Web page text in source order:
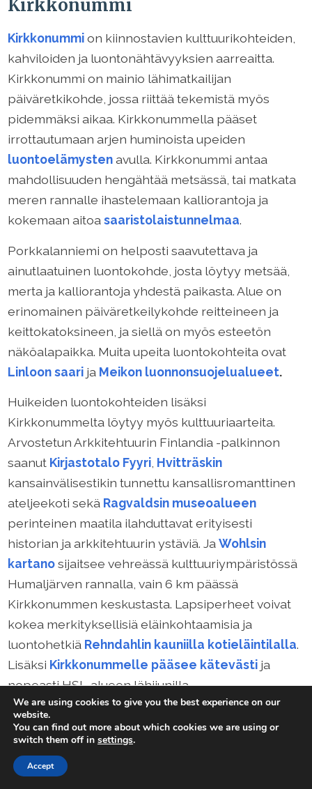
Kirkkonummi
Kirkkonummion kiinnostavien kulttuurikohteiden,
kahviloiden ja luontonähtävyyksien aarreaitta.
Kirkkonummi on mainio lähimatkailijan
päiväretkikohde, jossa riittää tekemistä myös
pidemmäksi aikaa. Kirkkonummella pääset
irrottautumaan arjen huminoista upeiden
luontoelämystenavulla. Kirkkonummi antaa
mahdollisuuden hengähtää metsässä, tai matkata
meren rannalle ihastelemaan kalliorantoja ja
kokemaan aitoasaaristolaistunnelmaa.
Porkkalanniemi on helposti saavutettava ja
ainutlaatuinen luontokohde, josta löytyy metsää,
merta ja kalliorantoja yhdestä paikasta. Alue on
erinomainen päiväretkeilykohde reitteineen ja
keittokatoksineen, ja siellä on myös esteetön
näköalapaikka. Muita upeita luontokohteita ovat
Linloon saari ja Meikon luonnonsuojelualueet.
Huikeiden luontokohteiden lisäksi
Kirkkonummelta löytyy myös kulttuuriaarteita.
Arvostetun Arkkitehtuurin Finlandia -palkinnon
saanut Kirjastotalo Fyyri, Hvitträskin
kansainvälisestikin tunnettu kansallisromanttinen
ateljeekoti sekä Ragvaldsin museoalueen
perinteinen maatila ilahduttavat erityisesti
historian ja arkkitehtuurin ystäviä. JaWohlsin
kartanosijaitsee vehreässä kulttuuriympäristössä
Humaljärven rannalla, vain 6 km päässä
Kirkkonummen keskustasta. Lapsiperheet voivat
kokea merkityksellisiä eläinkohtaamisia ja
luontohetkiä Rehndahlin kauniilla kotieläintilalla.
Lisäksi Kirkkonummelle pääsee kätevästi ja
nopeasti HSL-alueen lähijunilla.
We are using cookies to give you the best experience on our
website.
You can find out more about which cookies we are using or
switch them off in settings.
Accept